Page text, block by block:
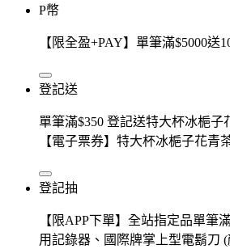
P幣
【限全盈+PAY】單筆滿$5000送
登記送
單筆滿$350 登記送特大杯冰梔子
【電子票券】特大杯冰梔子花青
登記抽
【限APP下單】全站指定品單筆
用記錄器、國際牌掌上型電鬍刀